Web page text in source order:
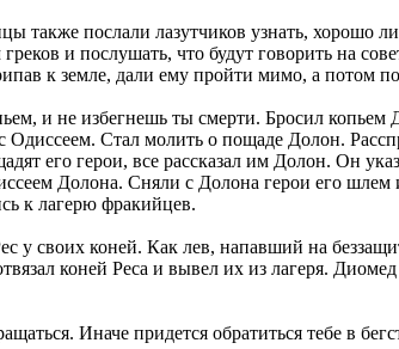
также послали лазутчиков узнать,
и послушать, что будут говорить на
к земле, дали ему пройти мимо, а потом
и не избегнешь ты смерти. Бросил копьем
Стал молить о пощаде Долон.
его герои, все рассказал им Долон. Он
Долона. Сняли с Долона герои его
к лагерю фракийцев.
у своих коней. Как лев, напавший на
коней Реса и вывел их из лагеря.
Иначе придется обратиться тебе в